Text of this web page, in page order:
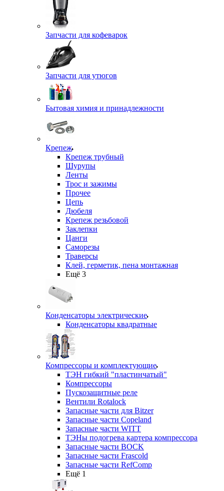
Запчасти для кофеварок
Запчасти для утюгов
Бытовая химия и принадлежности
Крепеж
Крепеж трубный
Шурупы
Ленты
Трос и зажимы
Прочее
Цепь
Дюбеля
Крепеж резьбовой
Заклепки
Цанги
Саморезы
Траверсы
Клей, герметик, пена монтажная
Ещё 3
Конденсаторы электрические
Конденсаторы квадратные
Компрессоры и комплектующие
ТЭН гибкий "пластинчатый"
Компрессоры
Пускозащитные реле
Вентили Rotalock
Запасные части для Bitzer
Запасные части Copeland
Запасные части WITT
ТЭНы подогрева картера компрессора
Запасные части BOCK
Запасные части Frascold
Запасные части RefComp
Ещё 1